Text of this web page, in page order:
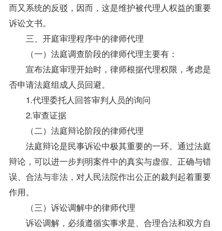
而又系统的反驳，因而，这是维护被代理人权益的重要
诉讼文书。
三、开庭审理程序中的律师代理
（一）法庭调查阶段的律师代理主要有：
宣布法庭审理开始时，律师根据代理权限，考虑是
否申请法庭组成人员回避。
1.代理委托人回答审判人员的询问
2.审查证据
（二）法庭辩论阶段的律师代理
法庭辩论是民事诉讼中极其重要的一环。通过法庭
辩论，可以进一步判明案件中的真实与虚假、正确与错
误、合法与非法，对人民法院作出公正的裁判起着重要
作用。
（三）诉讼调解中的律师代理
诉讼调解，必须遵循实事求是、合理合法和双方自